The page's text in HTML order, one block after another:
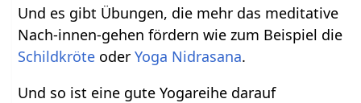
Und es gibt Übungen, die mehr das meditative
Nach-innen-gehen fördern wie zum Beispiel die
Schildkröte oderYoga Nidrasana.
Und so ist eine gute Yogareihe darauf